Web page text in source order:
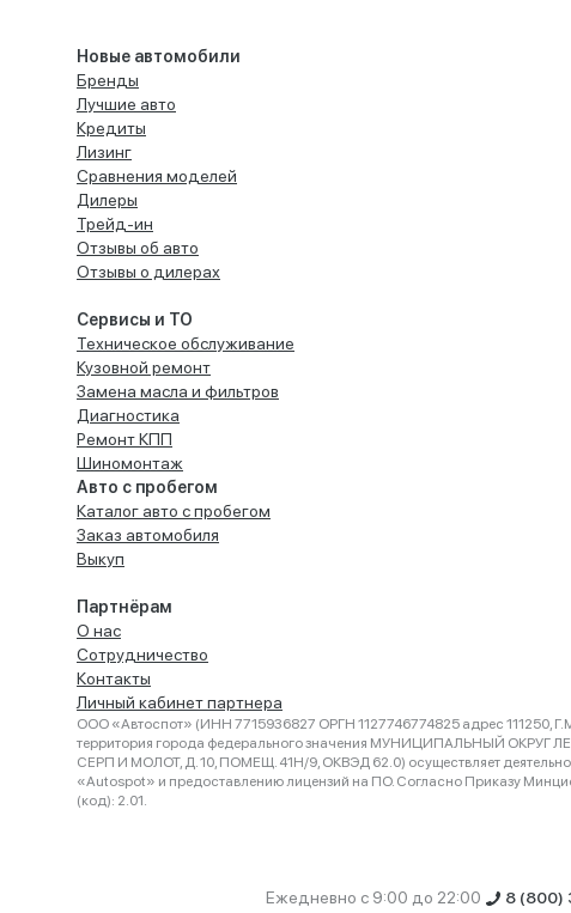
Новые автомобили
Бренды
Лучшие авто
Кредиты
Лизинг
Сравнения моделей
Дилеры
Трейд-ин
Отзывы об авто
Отзывы о дилерах
Сервисы и ТО
Техническое обслуживание
Кузовной ремонт
Замена масла и фильтров
Диагностика
Ремонт КПП
Шиномонтаж
Авто с пробегом
Каталог авто с пробегом
Заказ автомобиля
Выкуп
Партнёрам
О нас
Сотрудничество
Контакты
Личный кабинет партнера
ООО «Автоспот» (ИНН 7715936827 ОРГН 1127746774825 адрес 111250,
территория города федерального значения МУНИЦИПАЛЬНЫЙ ОКРУГ
СЕРП И МОЛОТ, Д. 10, ПОМЕЩ. 41Н/9, ОКВЭД 62.0) осуществляет
«Autospot» и предоставлению лицензий на ПО. Согласно Приказу
(код): 2.01.
Ежедневно с 9:00 до 22:00 8 (800)